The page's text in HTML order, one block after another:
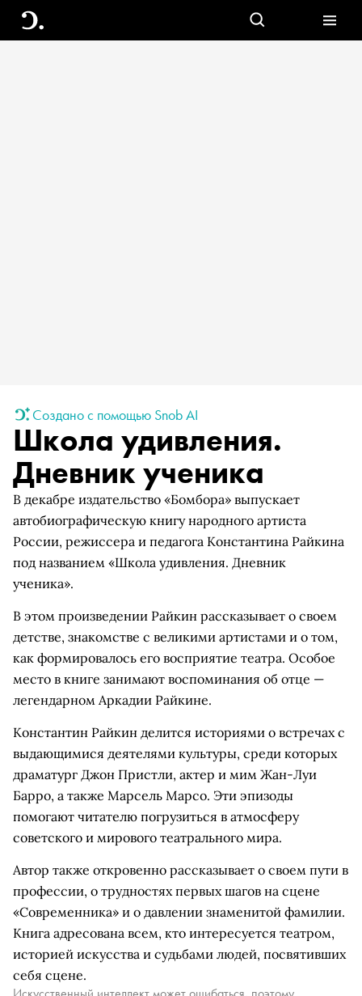
Создано с помощью Snob AI
Школа удивления.
Дневник ученика
В декабре издательство «Бомбора» выпускает
автобиографическую книгу народного артиста
России, режиссера и педагога Константина Райкина
под названием «Школа удивления. Дневник
ученика».
В этом произведении Райкин рассказывает о своем
детстве, знакомстве с великими артистами и о том,
как формировалось его восприятие театра. Особое
место в книге занимают воспоминания об отце —
легендарном Аркадии Райкине.
Константин Райкин делится историями о встречах с
выдающимися деятелями культуры, среди которых
драматург Джон Пристли, актер и мим Жан-Луи
Барро, а также Марсель Марсо. Эти эпизоды
помогают читателю погрузиться в атмосферу
советского и мирового театрального мира.
Автор также откровенно рассказывает о своем пути в
профессии, о трудностях первых шагов на сцене
«Современника» и о давлении знаменитой фамилии.
Книга адресована всем, кто интересуется театром,
историей искусства и судьбами людей, посвятивших
себя сцене.